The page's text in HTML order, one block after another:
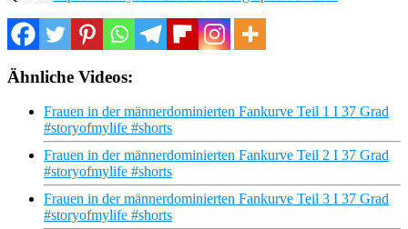
Ähnliche Videos:
Frauen in der männerdominierten Fankurve Teil 1 I 37 Grad
#storyofmylife #shorts
Frauen in der männerdominierten Fankurve Teil 2 I 37 Grad
#storyofmylife #shorts
Frauen in der männerdominierten Fankurve Teil 3 I 37 Grad
#storyofmylife #shorts